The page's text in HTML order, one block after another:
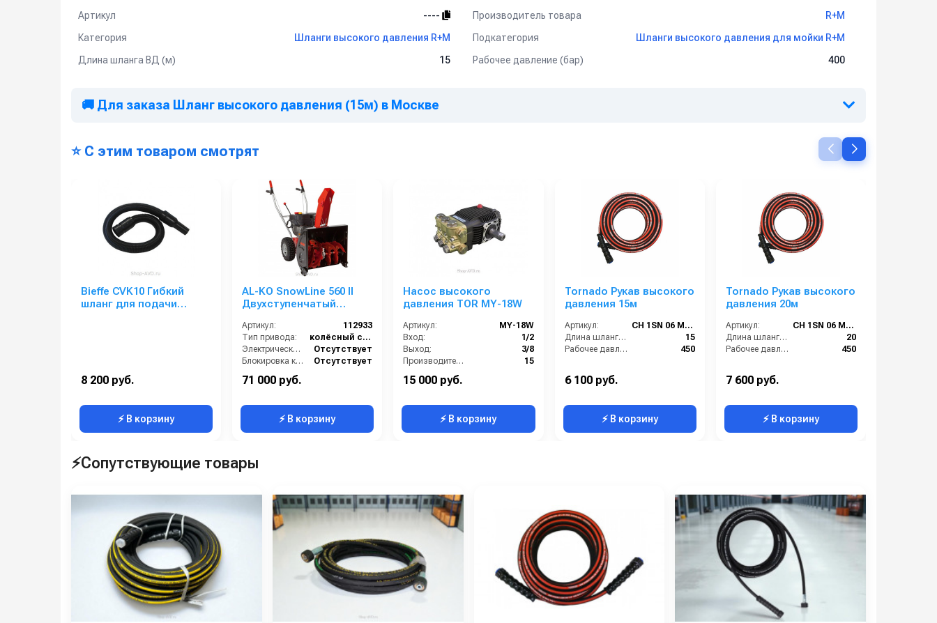
Артикул ---- Производитель товара
R+M
Категория
Шланги высокого давления R+M Подкатегория
Шланги высокого давления для мойки R+M
Длина шланга ВД (м)
15 Рабочее давление (бар) 400
🚚 Для заказа Шланг высокого давления (15м) в Москве
⭐ С этим товаром смотрят
Bieffe CVK10 Гибкий
шланг для подачи
8 200 руб.
⚡ В корзину
AL-KO SnowLine 560 II
Двухступенчатый
снегоуборщик
Артикул:
112933
Тип привода:
колёсный самоходный
Электрический стартер:
Отсутствует
Блокировка колёс:
Отсутствует
Галогеновая фара:
Дальность выброса снега (м):
71 000 руб.
⚡ В корзину
Насос высокого
давления TOR MY-18W
Артикул:
MY-18W
Вход:
1/2
Выход:
3/8
Производительность (л/мин):
15
Страна-производитель:
Рабочее давление (бар):
15 000 руб.
⚡ В корзину
Tornado Рукав высокого
давления 15м
Артикул:
CH 1SN 06 M22-15
Длина шланга ВД (м):
15
Рабочее давление (бар):
450
6 100 руб.
⚡ В корзину
Tornado Рукав высокого
давления 20м
Артикул:
CH 1SN 06 M22-20
Длина шланга ВД (м):
20
Рабочее давление (бар):
450
7 600 руб.
⚡ В корзину
⚡Сопутствующие товары